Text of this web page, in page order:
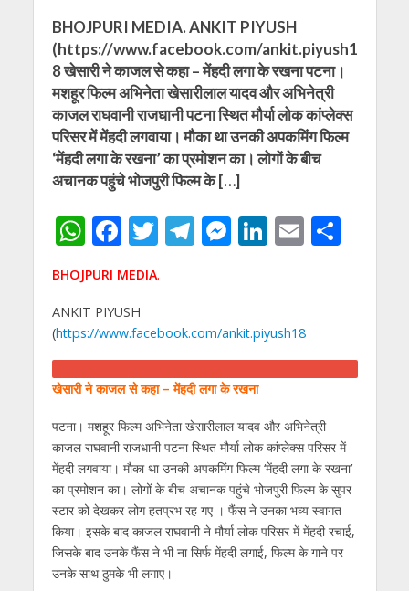
BHOJPURI MEDIA. ANKIT PIYUSH
(https://www.facebook.com/ankit.piyush1
8 खेसारी ने काजल से कहा – मेंहदी लगा के रखना पटना।
मशहूर फिल्‍म अभिनेता खेसारीलाल यादव और अभिनेत्री
काजल राघवानी राजधानी पटना स्थित मौर्या लोक कांप्‍लेक्‍स
परिसर में मेंहदी लगवाया। मौका था उनकी अपकमिंग फिल्‍म
‘मेंहदी लगा के रखना’ का प्रमोशन का। लोगों के बीच
अचानक पहुंचे भोजपुरी फिल्‍म के […]
W
h
at
s
A
p
p
F
ac
e
b
o
o
k
T
itt
er
T
gr
a
m
M
e
n
g
er
Li
dI
n
E
l
S
BHOJPURI MEDIA.
ANKIT PIYUSH
(https://www.facebook.com/ankit.piyush18
खेसारी ने काजल से कहा – मेंहदी लगा के रखना
पटना। मशहूर फिल्‍म अभिनेता खेसारीलाल यादव और अभिनेत्री
काजल राघवानी राजधानी पटना स्थित मौर्या लोक कांप्‍लेक्‍स परिसर में
मेंहदी लगवाया। मौका था उनकी अपकमिंग फिल्‍म ‘मेंहदी लगा के रखना’
का प्रमोशन का। लोगों के बीच अचानक पहुंचे भोजपुरी फिल्‍म के सुपर
स्‍टार को देखकर लोग हतप्रभ रह गए । फैंस ने उनका भव्‍य स्‍वागत
किया। इसके बाद काजल राघवानी ने मौर्या लोक परिसर में मेंहदी रचाई,
जिसके बाद उनके फैंस ने भी ना सिर्फ मेंहदी लगाई, फिल्‍म के गाने पर
उनके साथ ठुमके भी लगाए।